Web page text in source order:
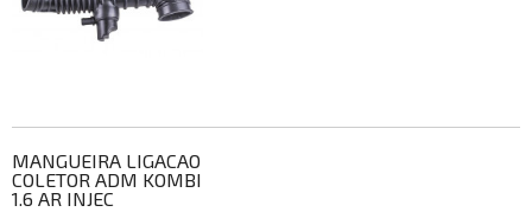
MANGUEIRA LIGACAO
COLETOR ADM KOMBI
1.6 AR INJEC